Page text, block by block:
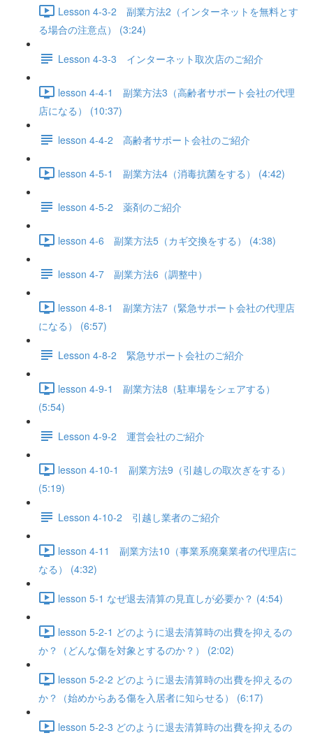
Lesson 4-3-2 副業方法2（インターネットを無料とす
る場合の注意点） (3:24)
Lesson 4-3-3 インターネット取次店のご紹介
lesson 4-4-1 副業方法3（高齢者サポート会社の代理
店になる） (10:37)
lesson 4-4-2 高齢者サポート会社のご紹介
lesson 4-5-1 副業方法4（消毒抗菌をする） (4:42)
lesson 4-5-2 薬剤のご紹介
lesson 4-6 副業方法5（カギ交換をする） (4:38)
lesson 4-7 副業方法6（調整中）
lesson 4-8-1 副業方法7（緊急サポート会社の代理店
になる） (6:57)
Lesson 4-8-2 緊急サポート会社のご紹介
lesson 4-9-1 副業方法8（駐車場をシェアする）
(5:54)
Lesson 4-9-2 運営会社のご紹介
lesson 4-10-1 副業方法9（引越しの取次ぎをする）
(5:19)
Lesson 4-10-2 引越し業者のご紹介
lesson 4-11 副業方法10（事業系廃棄業者の代理店に
なる） (4:32)
lesson 5-1 なぜ退去清算の見直しが必要か？ (4:54)
lesson 5-2-1 どのように退去清算時の出費を抑えるの
か？（どんな傷を対象とするのか？） (2:02)
lesson 5-2-2 どのように退去清算時の出費を抑えるの
か？（始めからある傷を入居者に知らせる） (6:17)
lesson 5-2-3 どのように退去清算時の出費を抑えるの